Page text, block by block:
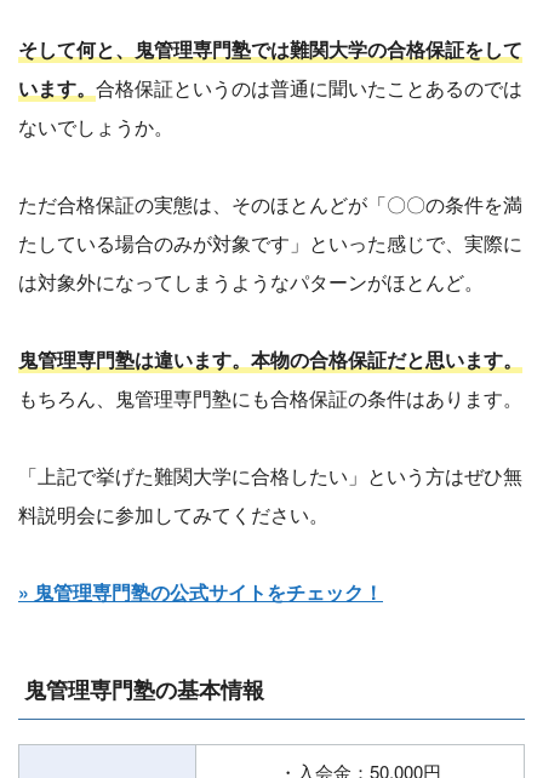
そして何と、鬼管理専門塾では難関大学の合格保証をして
います。 合格保証というのは普通に聞いたことあるのでは
ないでしょうか。
ただ合格保証の実態は、そのほとんどが「〇〇の条件を満
たしている場合のみが対象です」といった感じで、実際に
は対象外になってしまうようなパターンがほとんど。
鬼管理専門塾は違います。本物の合格保証だと思います。
もちろん、鬼管理専門塾にも合格保証の条件はあります。
「上記で挙げた難関大学に合格したい」という方はぜひ無
料説明会に参加してみてください。
» 鬼管理専門塾の公式サイトをチェック！
鬼管理専門塾の基本情報
・入会金：50,000円